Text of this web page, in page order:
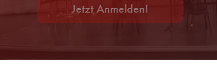
Jetzt Anmelden!